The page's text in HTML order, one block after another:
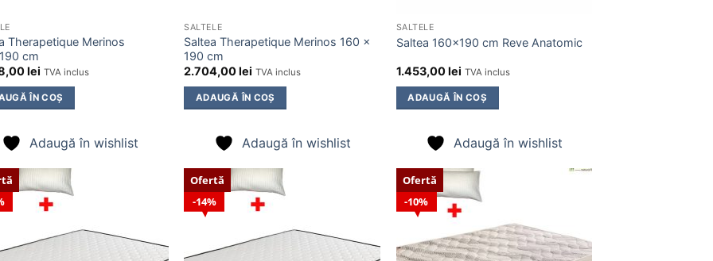
Therapetique Merinos
cm
lei TVA inclus
ÎN COȘ
Adaugă în wishlist
SALTELE
Saltea Therapetique Merinos 160 x
190 cm
2.704,00lei TVA inclus
ADAUGĂ ÎN COȘ
Adaugă în wishlist
SALTELE
Saltea 160×190 cm Reve Anatomic
1.453,00lei TVA inclus
ADAUGĂ ÎN COȘ
Adaugă în wishlist
wishlist
14%
Ofertă
wishlist
10%
Ofertă
wishlist